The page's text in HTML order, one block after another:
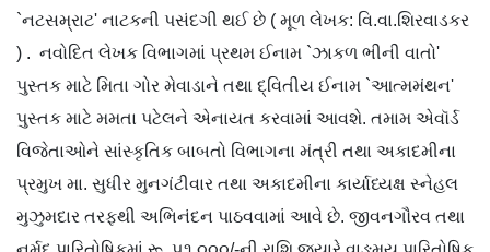
`નટસમ્રાટ' નાટકની પસંદગી થઈ છે ( મૂળ લેખક: વિ.વા.શિરવાડકર
) . ‌ નવોદિત લેખક વિભાગમાં પ્રથમ ઈનામ `ઝાકળ ભીની વાતો'
પુસ્તક માટે મિતા ગોર મેવાડાને તથા દ્વિતીય ઈનામ `આત્મમંથન'
પુસ્તક માટે મમતા પટેલને એનાયત કરવામાં આવશે. તમામ એવૉર્ડ
વિજેતાઓને સાંસ્કૃતિક બાબતો વિભાગના મંત્રી તથા અકાદમીના
પ્રમુખ મા. સુધીર મુનગંટીવાર તથા અકાદમીના કાર્યાધ્યક્ષ સ્નેહલ
મુઝુમદાર તરફથી અભિનંદન પાઠવવામાં આવે છે. જીવનગૌરવ તથા